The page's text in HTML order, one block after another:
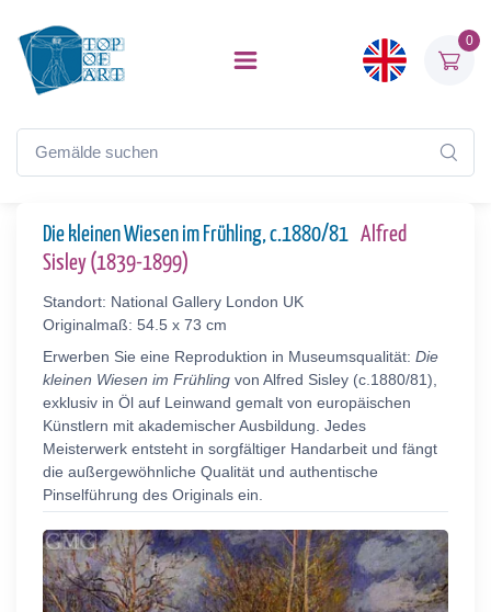
0
Die kleinen Wiesen im Frühling, c.1880/81 Alfred
Sisley (1839-1899)
Standort: National Gallery London UK
Originalmaß: 54.5 x 73 cm
Erwerben Sie eine Reproduktion in Museumsqualität: Die
kleinen Wiesen im Frühling von Alfred Sisley (c.1880/81),
exklusiv in Öl auf Leinwand gemalt von europäischen
Künstlern mit akademischer Ausbildung. Jedes
Meisterwerk entsteht in sorgfältiger Handarbeit und fängt
die außergewöhnliche Qualität und authentische
Pinselführung des Originals ein.